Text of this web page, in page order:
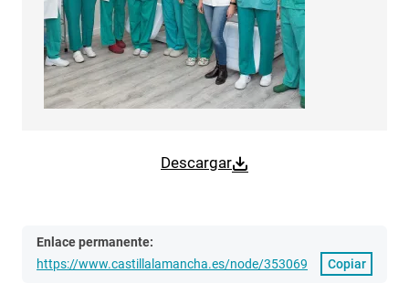
Descargar
Enlace permanente:
https://www.castillalamancha.es/node/353069
Copiar